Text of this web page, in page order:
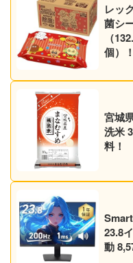
レッ
菌シ
（
個）
宮城
洗米
料！
23.8
動